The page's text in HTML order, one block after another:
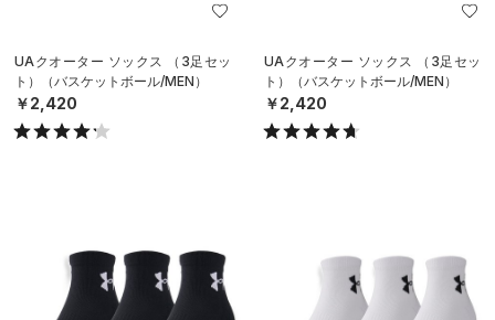
UAクオーター ソックス （3足セッ
ト）（バスケットボール/MEN）
￥2,420
UAクオーター ソックス （3足セッ
ト）（バスケットボール/MEN）
￥2,420